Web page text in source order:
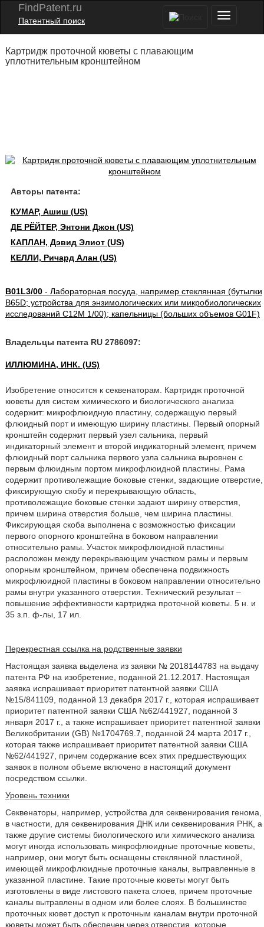
FindPatent.ru
Патентный поиск
Картридж проточной кюветы с плавающим
уплотнительным кронштейном
Авторы патента:
КУМАР, Ашиш (US)
ДЕ РЁЙТЕР, Энтони Джон (US)
КАПЛАН, Дэвид Элиот (US)
КЕЛЛИ, Ричард Алан (US)
B01L3/00- Лабораторная посуда, например стеклянная (бутылки
B65D; устройства для энзимологических или микробиологических
исследований C12M 1/00); капельницы (больших объемов G01F)
Владельцы патента RU 2786097:
ИЛЛЮМИНА, ИНК. (US)
Изобретение относится к секвенаторам. Картридж проточной
кюветы для систем химического и биологического анализа
содержит: микрофлюидную пластину, содержащую первый
флюидный порт и имеющую ширину пластины. Первый опорный
кронштейн содержит первый узел сальника, первый
индикаторный элемент и второй индикаторный элемент, причем
флюидный порт сальника первого узла сальника выровнен с
первым флюидным портом микрофлюидной пластины. Рама
содержит противолежащие боковые стенки, задающие отверстие,
фиксирующую скобу и перекрывающую область,
противолежащие боковые стенки задают ширину отверстия,
причем ширина отверстия больше, чем ширина пластины.
Фиксирующая скоба выполнена с возможностью фиксации
первого опорного кронштейна в боковом направлении
относительно рамы. Участок микрофлюидной пластины
расположен между перекрывающим участком рамы и первым
опорным кронштейном, причем обеспечена подвижность
микрофлюидной пластины в боковом направлении относительно
рамы внутри указанного отверстия. Технический результат –
повышение эффективности картриджа проточной кюветы. 5 н. и
35 з.п. ф-лы, 17 ил.
Перекрестная ссылка на родственные заявки
Настоящая заявка выделена из заявки № 2018144783 на выдачу
патента РФ на изобретение, поданной 21.12.2017. Настоящая
заявка испрашивает приоритет патентной заявки США
№15/841109, поданной 13 декабря 2017 г., которая испрашивает
приоритет патентной заявки США №62/441927, поданной 3
января 2017 г., а также испрашивает приоритет патентной заявки
Великобритании (GB) №1704769.7, поданной 24 марта 2017 г.,
которая также испрашивает приоритет патентной заявки США
№62/441927, причем содержание всех этих предшествующих
заявок в полном объеме включено в настоящий документ
посредством ссылки.
Уровень техники
Секвенаторы, например, устройства для секвенирования генома,
в частности, для секвенирования ДНК или секвенирования РНК, а
также другие системы биологического или химического анализа
могут иногда использовать микрофлюидные проточные кюветы,
например, они могут быть оснащены стеклянной пластиной,
имеющей микрофлюидные проточные каналы, вытравленные в
указанной пластине. Такие проточные кюветы могут быть
изготовлены в виде листового пакета слоев, причем проточные
каналы вытравлены в одном или более слоях. В большинстве
проточных кювет доступ к проточным каналам внутри проточной
кюветы может быть обеспечен через отверстия, которые